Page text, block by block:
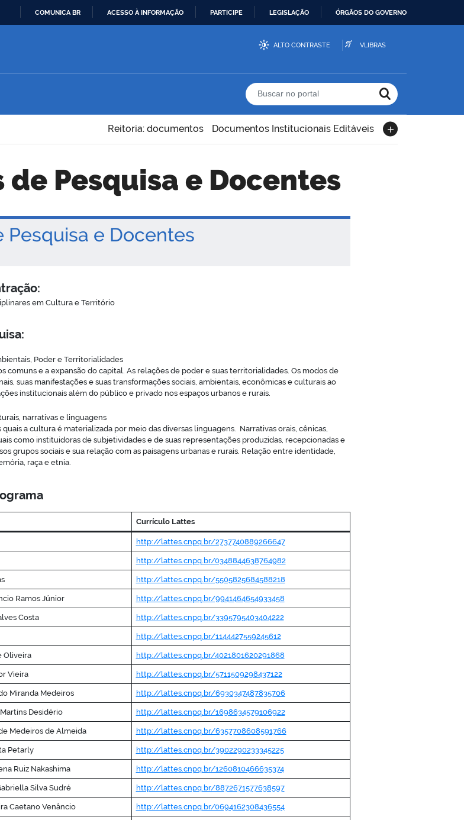
CONTEÚDO
COMUNICA BR ACESSO À INFORMAÇÃO PARTICIPE LEGISLAÇÃO ÓRGÃOS DO GOVERNO
ALTO CONTRASTE VLIBRAS
Buscar no portal
Reitoria: documentos Documentos Institucionais Editáveis
de Pesquisa e Docentes
Pesquisa e Docentes
em Cultura e Território
:
Poder e Territorialidades
comuns e a expansão do capital. As relações de poder e suas territorialidades. Os modos de
suas manifestações e suas transformações sociais, ambientais, econômicas e culturais ao
institucionais além do público e privado nos espaços urbanos e rurais.
narrativas e linguagens
quais a cultura é materializada por meio das diversas linguagens. Narrativas orais, cênicas,
como instituidoras de subjetividades e de suas representações produzidas, recepcionadas e
grupos sociais e sua relação com as paisagens urbanas e rurais. Relação entre identidade,
raça e etnia.
Currículo Lattes
http://lattes.cnpq.br/2737740889266647
http://lattes.cnpq.br/0348844638764982
http://lattes.cnpq.br/5505825684588218
Ramos Júnior http://lattes.cnpq.br/9941464654933458
Costa http://lattes.cnpq.br/3395795403404222
http://lattes.cnpq.br/1144427559245612
Oliveira http://lattes.cnpq.br/4021801620291868
Vieira http://lattes.cnpq.br/5711509298437122
Miranda Medeiros http://lattes.cnpq.br/6930347487835706
Desidério http://lattes.cnpq.br/1698634579106922
Medeiros de Almeida http://lattes.cnpq.br/6357708608591766
Petarly http://lattes.cnpq.br/3902290233345225
Ruiz Nakashima http://lattes.cnpq.br/1260810466635374
Silva Sudré http://lattes.cnpq.br/8872671577638597
Caetano Venâncio http://lattes.cnpq.br/0694162308436554